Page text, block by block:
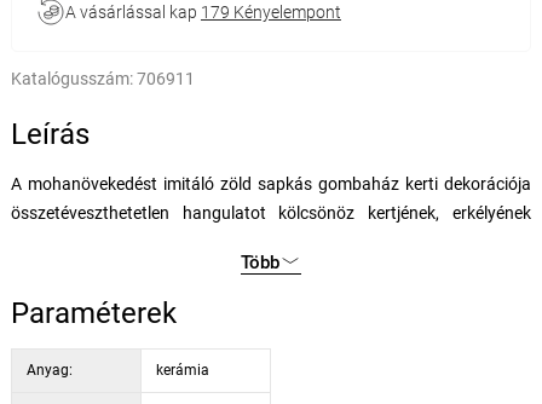
A vásárlással kap 179 Kényelempont
Katalógusszám:706911
Leírás
A mohanövekedést imitáló zöld sapkás gombaház kerti dekorációja
összetéveszthetetlen hangulatot kölcsönöz kertjének, erkélyének
kültéri használatra egyaránt alkalmas. Ideális egy mohatörpe család
kiegészítésére vagy önálló díszítőelemként.
Dobja fel kertjét egy dekoratív gomba alakú házikóval, amely mosolyt
Több
Paraméterek
Anyag: kerámia